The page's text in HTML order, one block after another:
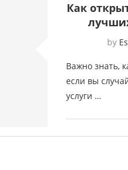
Как
by
Важно знать,
если вы
услуги …